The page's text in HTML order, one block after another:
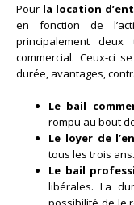
Pour la location
en fonction de
principalement
commercial. Ceux-ci
durée, avantages,
Le bail
rompu au bout
Le loyer de
tous les trois ans.
Le bail
libérales. La